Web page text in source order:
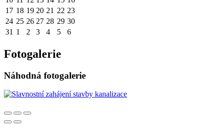
17 18 19 20 21 22 23
24 25 26 27 28 29 30
31 1 2 3 4 5 6
Fotogalerie
Náhodná fotogalerie